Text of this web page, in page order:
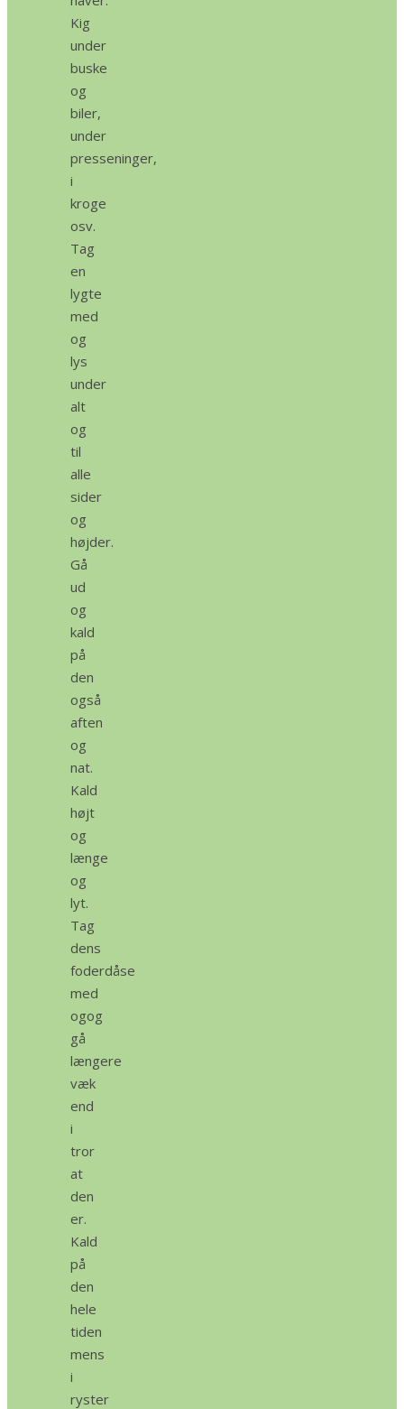
Kig
under
buske
og
biler,
under
presseninger,
i
kroge
osv.
Tag
en
lygte
med
og
lys
under
alt
og
til
alle
sider
og
højder.
Gå
ud
og
kald
på
den
også
aften
og
nat.
Kald
højt
og
længe
og
lyt.
Tag
dens
foderdåse
med
ogog
gå
længere
væk
end
i
tror
at
den
er.
Kald
på
den
hele
tiden
mens
i
ryster